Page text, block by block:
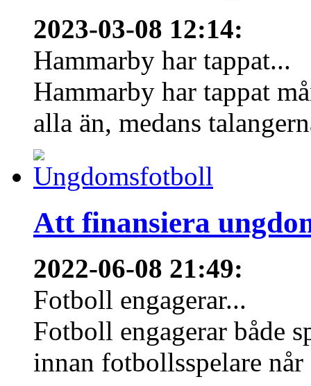
2023-03-08 12:14:
Hammarby har tappat...
Hammarby har tappat
alla än, medans
Att finansiera
2022-06-08 21:49:
Fotboll engagerar...
Fotboll engagerar både
innan fotbollsspelare